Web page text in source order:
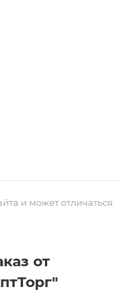
и может отличаться
от